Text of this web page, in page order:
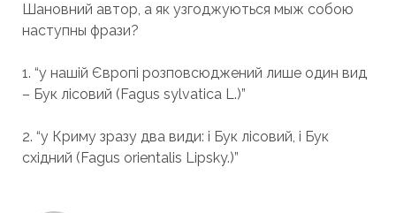
Шановний автор, а як узгоджуються мыж собою
наступны фрази?
1. “у нашій Європі розповсюджений лише один вид
– Бук лісовий (Fagus sylvatica L.)”
2. “у Криму зразу два види: і Бук лісовий, і Бук
східний (Fagus orientalis Lipsky.)”